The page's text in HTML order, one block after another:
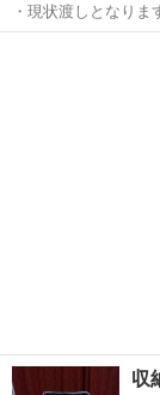
・現状渡しとなりま
一切受け付けられま
収